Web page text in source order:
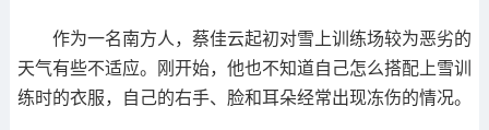
作为一名南方人，蔡佳云起初对雪上训练场较为恶劣的
天气有些不适应。刚开始，他也不知道自己怎么搭配上雪训
练时的衣服，自己的右手、脸和耳朵经常出现冻伤的情况。